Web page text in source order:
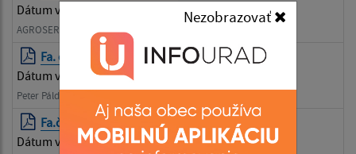
Nezobrazovať
Dátum vyvesenia:
AGROSERVIS spol. s r.o.
Fa. č. 24010075 | PDF | 0.45 Mb
Dátum vyvesenia:04.11.2024
Peter Páldi, Obid
Fa.č. 20240370 | PDF | 0.41 Mb
Dátum vyvesenia:30.10.2024